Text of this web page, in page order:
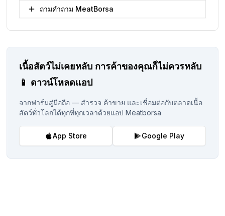
ถามคำถาม MeatBorsa
เนื้อสัตว์ไม่เคยหลับ การค้าของคุณก็ไม่ควรหลับ
📱 ดาวน์โหลดแอป
จากฟาร์มสู่มือถือ — สำรวจ ค้าขาย และเชื่อมต่อกับตลาดเนื้อ
สัตว์ทั่วโลกได้ทุกที่ทุกเวลาด้วยแอป Meatborsa
App Store Google Play